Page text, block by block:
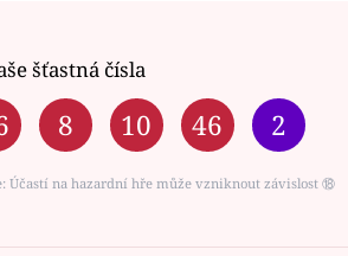
šťastná čísla
8 10 46 2
Účastí na hazardní hře může vzniknout závislost ⑱